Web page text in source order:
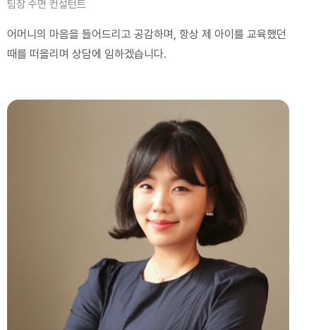
팀장 수면 컨설턴트
어머니의 마음을 들어드리고 공감하며, 항상 제 아이를 교육했던
때를 떠올리며 상담에 임하겠습니다.